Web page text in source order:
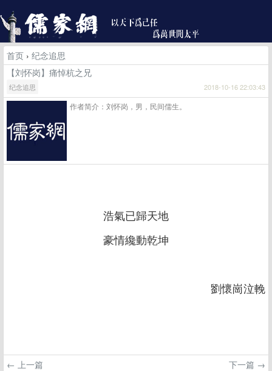
首页 › 纪念追思
【刘怀岗】痛悼杭之兄
纪念追思 2018-10-16 22:03:43
作者简介：刘怀岗，男，民间儒生。
浩氣已歸天地
豪情纔動乾坤
劉懷崗泣輓
← 上一篇
下一篇 →